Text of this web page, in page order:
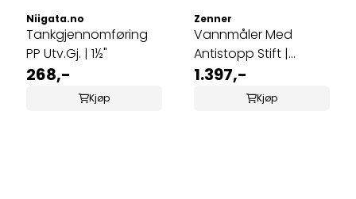
Niigata.no
Tankgjennomføring
PP Utv.Gj. | 1½"
268,-
Kjøp
Zenner
Vannmåler Med
Antistopp Stift |
3000L/T
1.397,-
Kjøp